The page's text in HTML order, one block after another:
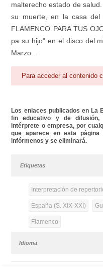
malterecho estado de
su muerte, en la casa del
FLAMENCO PARA TUS
pa su hijo" en el disco del
Marzo...
Para acceder al contenido
Los enlaces publicados en La
fin educativo y de difusión,
intérprete o empresa, por
que aparece en esta
infórmenos y se eliminará.
Etiquetas
Interpretación de
España (S. XIX-XXI)
Flamenco
Idioma